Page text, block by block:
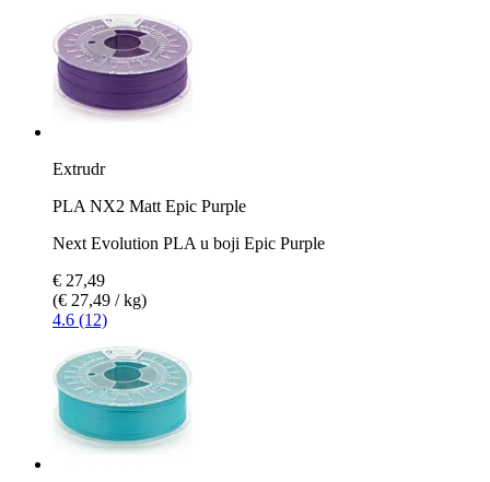
Extrudr
PLA NX2 Matt Epic Purple
Next Evolution PLA u boji Epic Purple
€ 27,49
(€ 27,49 / kg)
4.6 (12)